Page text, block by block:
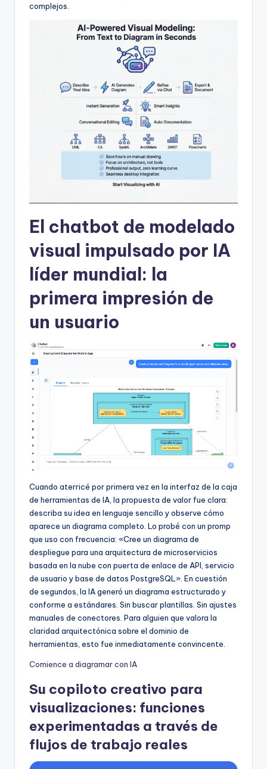
p
complejos.
El chatbot de modelado
visual impulsado por IA
líder mundial: la
primera impresión de
un usuario
Cuando aterricé por primera vez en la interfaz de la caja
de herramientas de IA, la propuesta de valor fue clara:
describa su idea en lenguaje sencillo y observe cómo
aparece un diagrama completo. Lo probé con un promp
que uso con frecuencia: «Cree un diagrama de
despliegue para una arquitectura de microservicios
basada en la nube con puerta de enlace de API, servicio
de usuario y base de datos PostgreSQL». En cuestión
de segundos, la IA generó un diagrama estructurado y
conforme a estándares. Sin buscar plantillas. Sin ajustes
manuales de conectores. Para alguien que valora la
claridad arquitectónica sobre el dominio de
herramientas, esto fue inmediatamente convincente.
Comience a diagramar con IA
Su copiloto creativo para
visualizaciones: funciones
experimentadas a través de
flujos de trabajo reales